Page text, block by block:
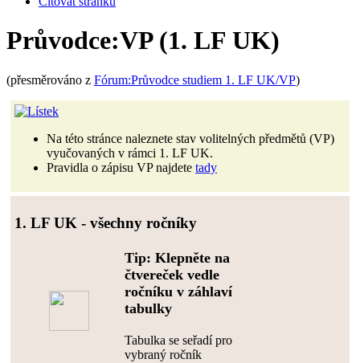
Průvodce:VP (1. LF UK)
(přesměrováno z Fórum:Průvodce studiem 1. LF UK/VP)
Na této stránce naleznete stav volitelných předmětů (VP)
vyučovaných v rámci 1. LF UK.
Pravidla o zápisu VP najdete tady
1. LF UK - všechny ročníky
Tip: Klepněte na
čtvereček vedle
ročníku v záhlaví
tabulky
Tabulka se seřadí pro
vybraný ročník